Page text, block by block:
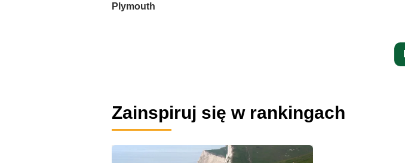
Plymouth
Zainspiruj się w rankingach